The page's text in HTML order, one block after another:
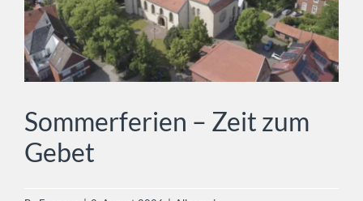
Sommerferien – Zeit zum
Gebet